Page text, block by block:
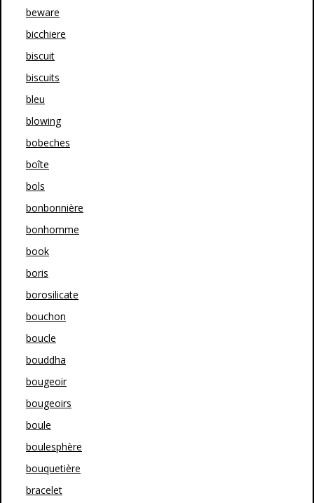
beware
bicchiere
biscuit
biscuits
bleu
blowing
bobeches
boîte
bols
bonbonnière
bonhomme
book
boris
borosilicate
bouchon
boucle
bouddha
bougeoir
bougeoirs
boule
boulesphère
bouquetière
bracelet